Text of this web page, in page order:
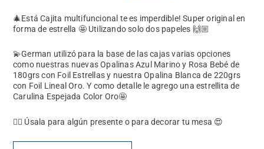
🎄Está Cajita multifuncional te es imperdible! Super original en
forma de estrella 🤩 Utilizando solo dos papeles 🙌🏼
💫German utilizó para la base de las cajas varias opciones
como nuestras nuevas Opalinas Azul Marino y Rosa Bebé de
180grs con Foil Estrellas y nuestra Opalina Blanca de 220grs
con Foil Lineal Oro. Y como detalle le agrego una estrellita de
Carulina Espejada Color Oro🤩
👉🏼 Úsala para algún presente o para decorar tu mesa 😍